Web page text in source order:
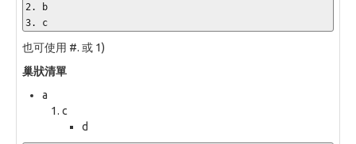
2. b
3. c
也可使用 #. 或 1)
巢狀清單
a
c
d